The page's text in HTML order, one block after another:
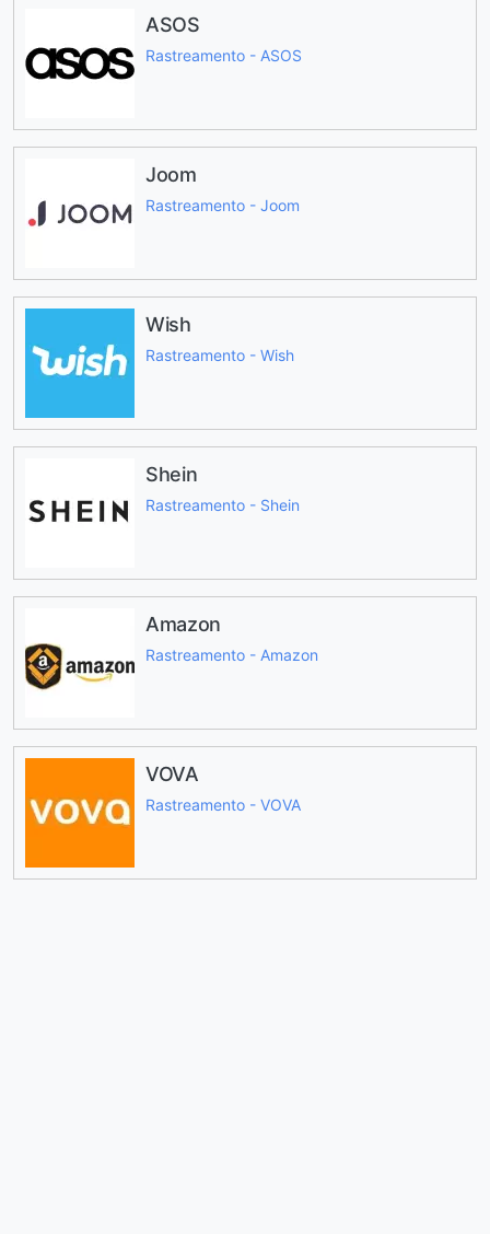
ASOS
Rastreamento - ASOS
Joom
Rastreamento - Joom
Wish
Rastreamento - Wish
Shein
Rastreamento - Shein
Amazon
Rastreamento - Amazon
VOVA
Rastreamento - VOVA